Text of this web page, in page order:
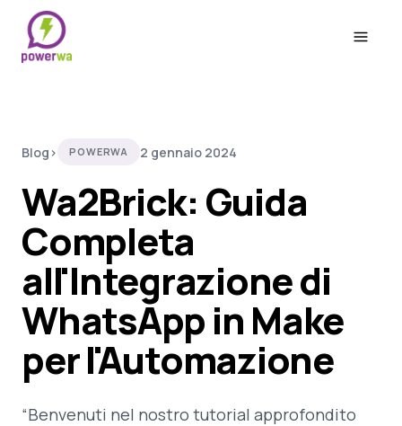
Apri il
Blog › POWERWA 2 gennaio 2024
Wa2Brick: Guida
Completa
all'Integrazione di
WhatsApp in Make
per l'Automazione
“Benvenuti nel nostro tutorial approfondito